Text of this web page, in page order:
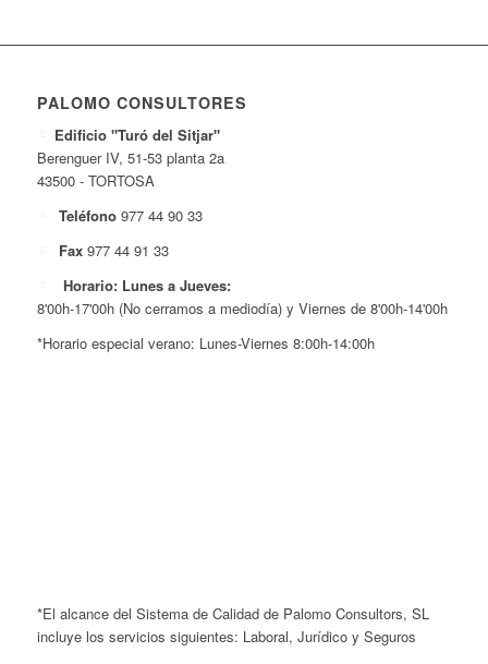
PALOMO CONSULTORES
Edificio "Turó del Sitjar"
Berenguer IV, 51-53 planta 2a
43500 - TORTOSA
Teléfono 977 44 90 33
Fax 977 44 91 33
Horario: Lunes a Jueves:
8'00h-17'00h (No cerramos a mediodía) y Viernes de 8'00h-14'00h
*Horario especial verano: Lunes-Viernes 8:00h-14:00h
*El alcance del Sistema de Calidad de Palomo Consultors, SL
incluye los servicios siguientes: Laboral, Jurídico y Seguros